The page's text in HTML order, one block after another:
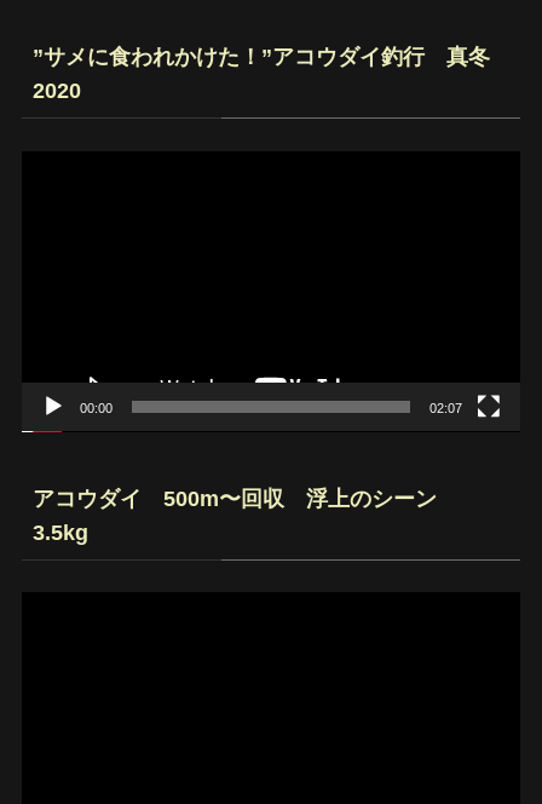
”サメに食われかけた！”アコウダイ釣行 真冬
2020
00:00 02:07
アコウダイ 500m〜回収 浮上のシーン
3.5kg